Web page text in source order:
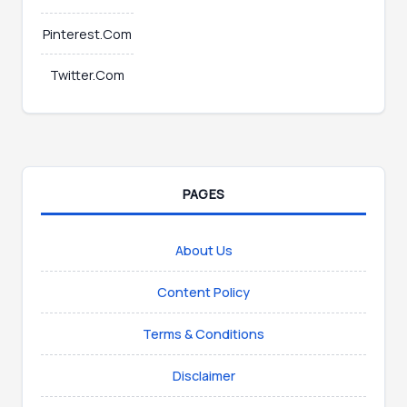
Pinterest.Com
Twitter.Com
PAGES
About Us
Content Policy
Terms & Conditions
Disclaimer